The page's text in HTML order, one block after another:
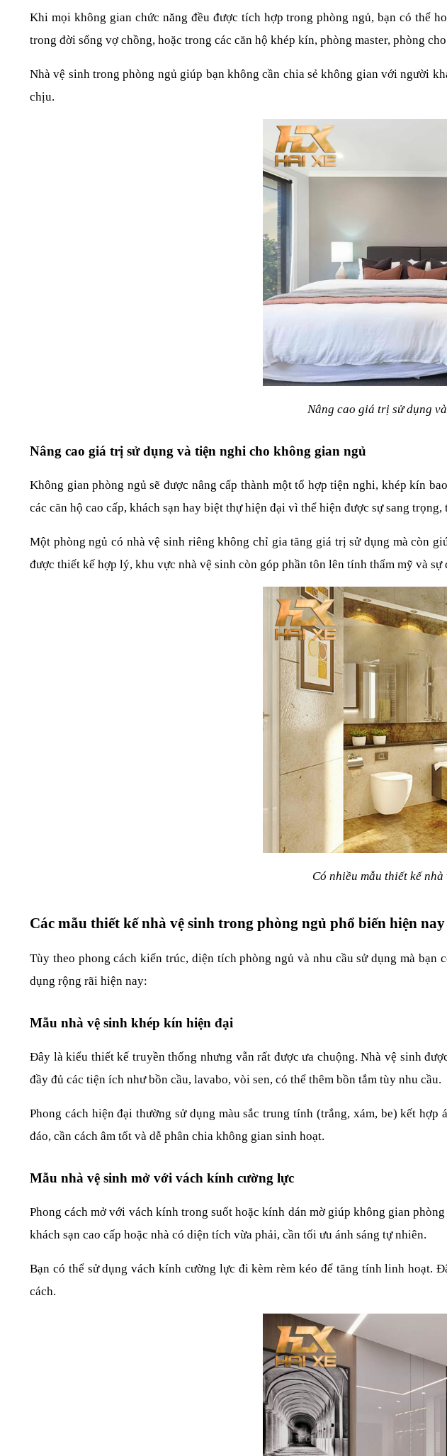
Khi mọi không gian chức năng đều được tích hợp trong phòng ngủ, bạn có thể
trong đời sống vợ chồng, hoặc trong các căn hộ khép kín, phòng master, phòng
Nhà vệ sinh trong phòng ngủ giúp bạn không cần chia sẻ không gian với người
chịu.
Nâng cao giá trị sử dụng
Nâng cao giá trị sử dụng và tiện nghi cho không gian ngủ
Không gian phòng ngủ sẽ được nâng cấp thành một tổ hợp tiện nghi, khép kín
các căn hộ cao cấp, khách sạn hay biệt thự hiện đại vì thể hiện được sự sang
Một phòng ngủ có nhà vệ sinh riêng không chỉ gia tăng giá trị sử dụng mà còn
được thiết kế hợp lý, khu vực nhà vệ sinh còn góp phần tôn lên tính thẩm mỹ và
Có nhiều mẫu thiết kế
Các mẫu thiết kế nhà vệ sinh trong phòng ngủ phổ biến hiện nay
Tùy theo phong cách kiến trúc, diện tích phòng ngủ và nhu cầu sử dụng mà
dụng rộng rãi hiện nay:
Mẫu nhà vệ sinh khép kín hiện đại
Đây là kiểu thiết kế truyền thống nhưng vẫn rất được ưa chuộng. Nhà vệ sinh
đầy đủ các tiện ích như bồn cầu, lavabo, vòi sen, có thể thêm bồn tắm tùy nhu cầu.
Phong cách hiện đại thường sử dụng màu sắc trung tính (trắng, xám, be) kết
đáo, cần cách âm tốt và dễ phân chia không gian sinh hoạt.
Mẫu nhà vệ sinh mở với vách kính cường lực
Phong cách mở với vách kính trong suốt hoặc kính dán mờ giúp không gian
khách sạn cao cấp hoặc nhà có diện tích vừa phải, cần tối ưu ánh sáng tự nhiên.
Bạn có thể sử dụng vách kính cường lực đi kèm rèm kéo để tăng tính linh hoạt.
cách.